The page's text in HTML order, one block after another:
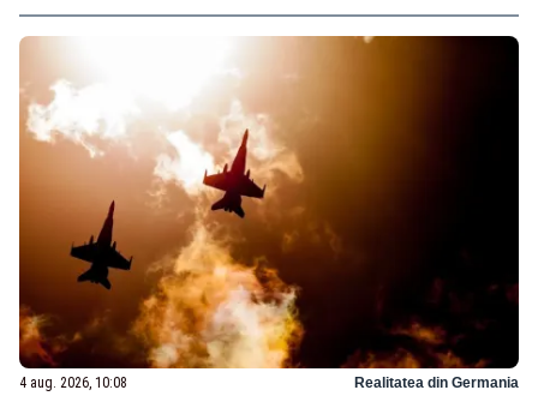
4 aug. 2026, 10:08 Realitatea din Germania